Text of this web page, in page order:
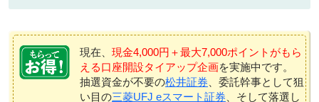
現在、 現金4,000円＋最大7,000ポイントがもら
える口座開設タイアップ企画を実施中です。
抽選資金が不要の松井証券 、委託幹事として狙
い目の三菱UFJ eスマート証券 、そして落選し